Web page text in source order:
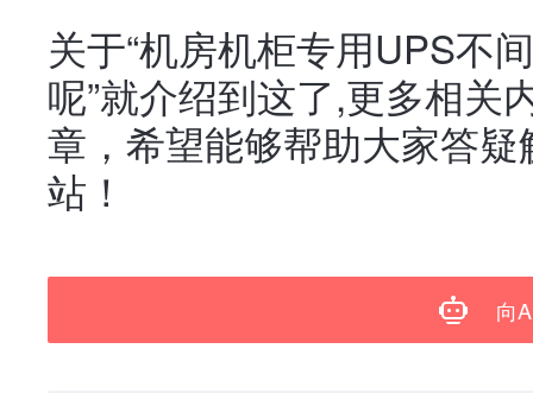
关于“机房机柜专用UPS不
呢”就介绍到这了,更多相关
章，希望能够帮助大家答
站！
向